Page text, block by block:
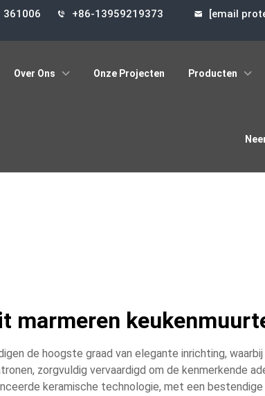
361006 +86-13959219373 [email
Over Ons Onze Projecten Producten
marmeren
de hoogste graad van elegante inrichting,
zorgvuldig vervaardigd om de kenmerkende
keramische technologie, met een